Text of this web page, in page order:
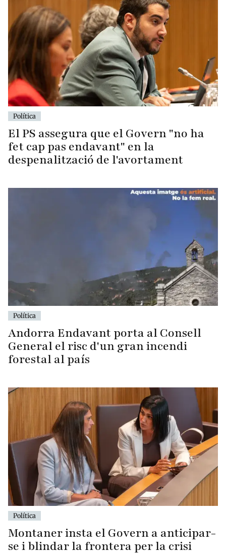
Política
El PS assegura que el Govern "no ha
fet cap pas endavant" en la
despenalització de l'avortament
Política
Andorra Endavant porta al Consell
General el risc d'un gran incendi
forestal al país
Política
Montaner insta el Govern a anticipar-
se i blindar la frontera per la crisi
migratòria a Ceuta